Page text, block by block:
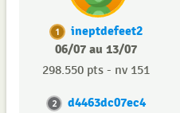
1
ineptdefeet2
06/07 au 13/07
298.550 pts - nv 151
2 d4463dc07ec4